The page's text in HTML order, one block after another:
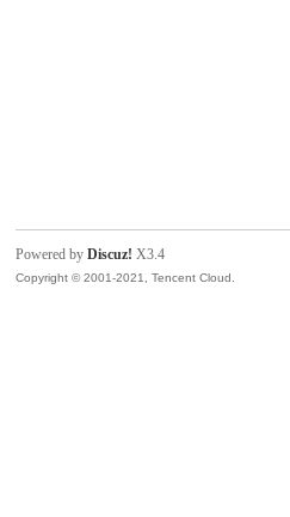
Powered byDiscuz! X3.4
Copyright © 2001-2021, Tencent Cloud.